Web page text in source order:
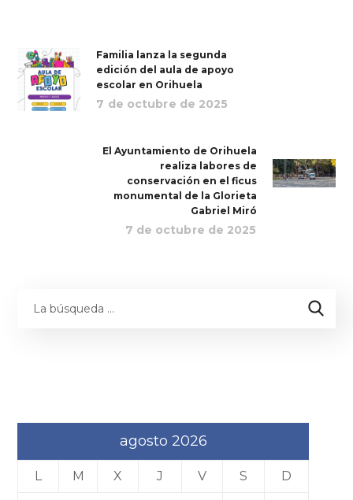
Familia lanza la segunda
edición del aula de apoyo
escolar en Orihuela
7 de octubre de 2025
El Ayuntamiento de Orihuela
realiza labores de
conservación en el ficus
monumental de la Glorieta
Gabriel Miró
7 de octubre de 2025
agosto 2026
L M X J V S D